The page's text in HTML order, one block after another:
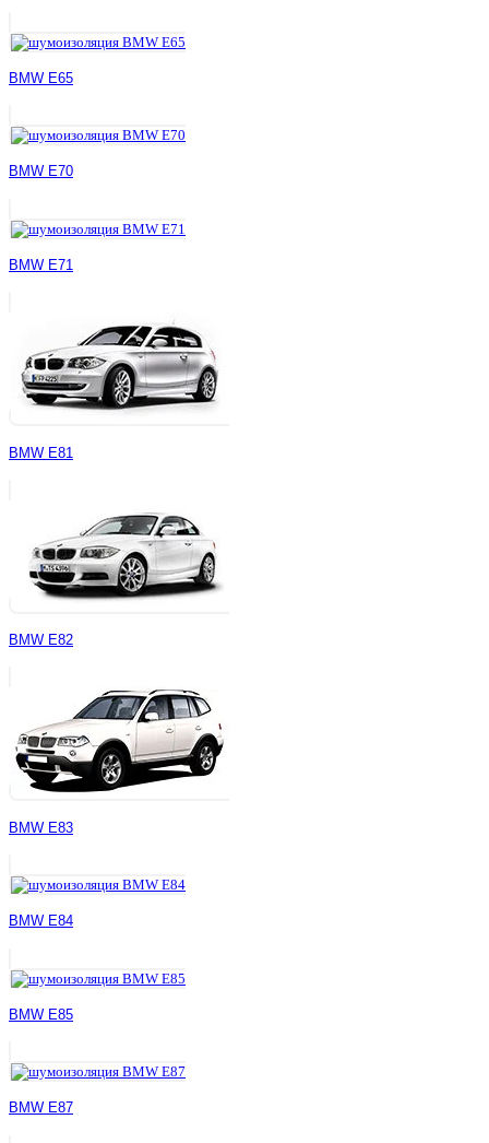
BMW E65
BMW E70
BMW E71
BMW E81
BMW E82
BMW E83
BMW E84
BMW E85
BMW E87